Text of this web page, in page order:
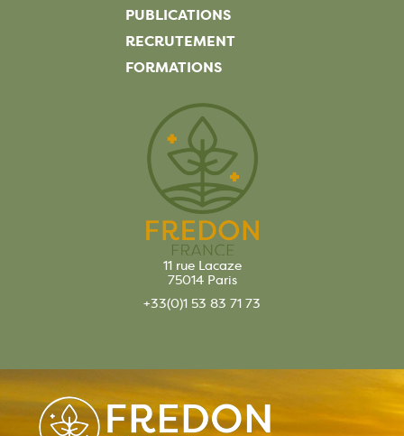
PUBLICATIONS
RECRUTEMENT
FORMATIONS
11 rue Lacaze
75014 Paris
+33(0)1 53 83 71 73